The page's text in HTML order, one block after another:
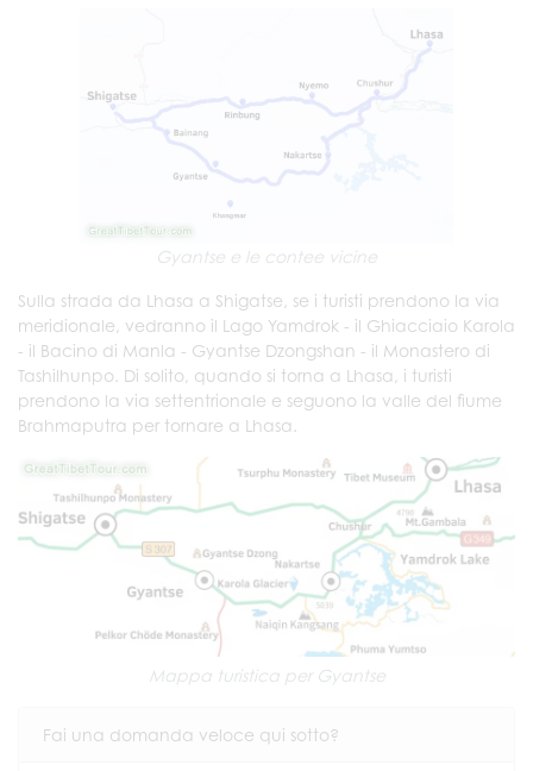
Gyantse e le contee vicine
Sulla strada da Lhasa a Shigatse, se i turisti prendono la via
meridionale, vedranno il Lago Yamdrok - il Ghiacciaio Karola
- il Bacino di Manla - Gyantse Dzongshan - il Monastero di
Tashilhunpo. Di solito, quando si torna a Lhasa, i turisti
prendono la via settentrionale e seguono la valle del fiume
Brahmaputra per tornare a Lhasa.
Mappa turistica per Gyantse
Fai una domanda veloce qui sotto?